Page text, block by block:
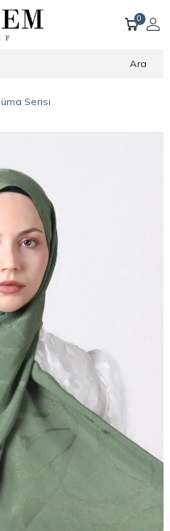
Ara
0
Serisi